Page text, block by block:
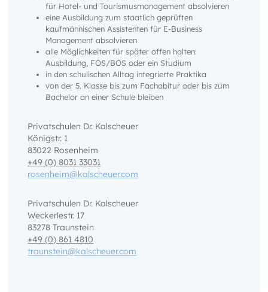
für Hotel- und Tourismusmanagement absolvieren
eine Ausbildung zum staatlich geprüften
kaufmännischen Assistenten für E-Business
Management absolvieren
alle Möglichkeiten für später offen halten:
Ausbildung, FOS/BOS oder ein Studium
in den schulischen Alltag integrierte Praktika
von der 5. Klasse bis zum Fachabitur oder bis zum
Bachelor an einer Schule bleiben
Privatschulen Dr. Kalscheuer
Königstr. 1
83022 Rosenheim
+49 (0) 8031 33031
rosenheim@kalscheuer.com
Privatschulen Dr. Kalscheuer
Weckerlestr. 17
83278 Traunstein
+49 (0) 861 4810
traunstein@kalscheuer.com